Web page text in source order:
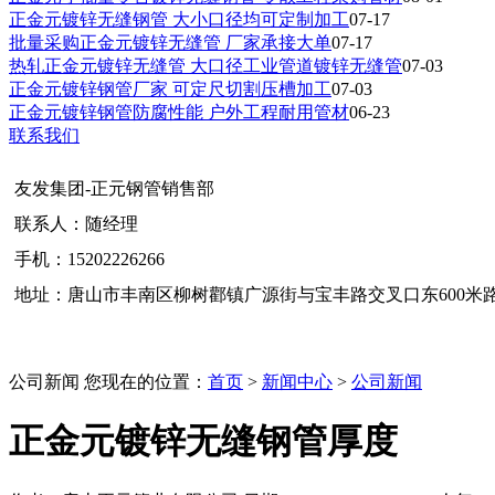
正金元镀锌无缝钢管 大小口径均可定制加工07-17
批量采购正金元镀锌无缝管 厂家承接大单07-17
热轧正金元镀锌无缝管 大口径工业管道镀锌无缝管07-03
正金元镀锌钢管厂家 可定尺切割压槽加工07-03
正金元镀锌钢管防腐性能 户外工程耐用管材06-23
联系我们
友发集团-正元钢管销售部
联系人：随经理
手机：15202226266
地址：唐山市丰南区柳树酄镇广源街与宝丰路交叉口东600米
公司新闻 您现在的位置： 首页 > 新闻中心 > 公司新闻
正金元镀锌无缝钢管厚度